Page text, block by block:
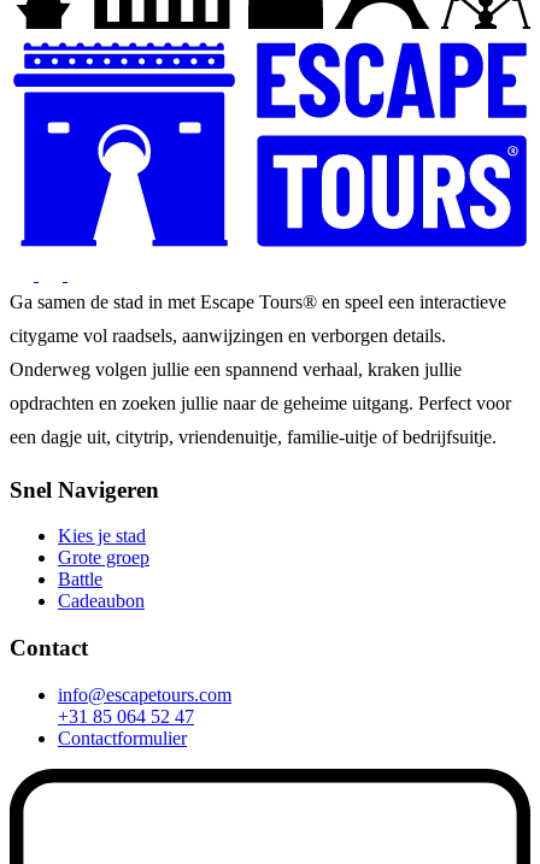
Ga samen de stad in met Escape Tours® en speel een interactieve
citygame vol raadsels, aanwijzingen en verborgen details.
Onderweg volgen jullie een spannend verhaal, kraken jullie
opdrachten en zoeken jullie naar de geheime uitgang. Perfect voor
een dagje uit, citytrip, vriendenuitje, familie-uitje of bedrijfsuitje.
Snel Navigeren
Kies je stad
Grote groep
Battle
Cadeaubon
Contact
info@escapetours.com
+31 85 064 52 47
Contactformulier